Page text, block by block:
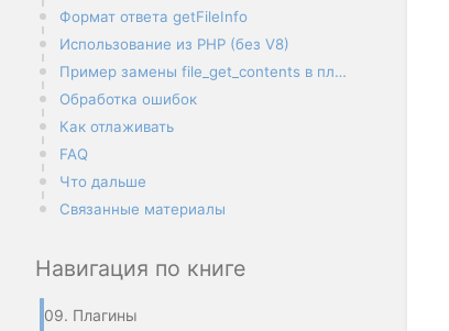
Формат ответа getFileInfo
Использование из PHP (без V8)
Пример замены file_get_contents в плагине
Обработка ошибок
Как отлаживать
FAQ
Что дальше
Связанные материалы
Навигация по книге
09. Плагины